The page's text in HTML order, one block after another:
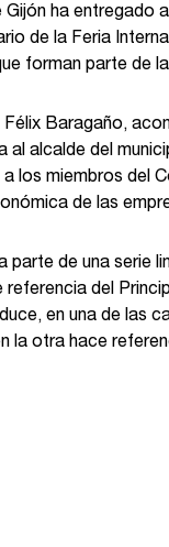
ha entregado
de la Feria
forman parte de
Félix Baragaño,
al alcalde del
los miembros del
de las
parte de una serie
del
en una de las
la otra hace